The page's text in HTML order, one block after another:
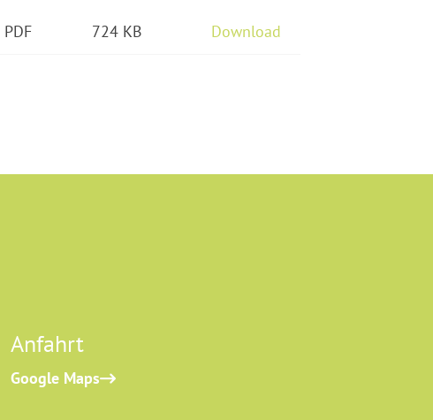
PDF 724 KB Download
Anfahrt
Google Maps